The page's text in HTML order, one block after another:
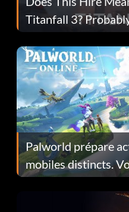
Titanfall 3?
Fans Are Hopeful
Palworld prépare
mobiles distincts.